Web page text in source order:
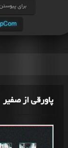
پاورقی از صفیر